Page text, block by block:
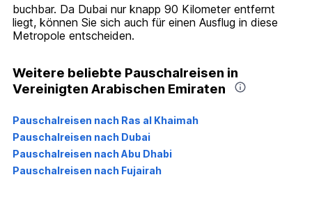
buchbar. Da Dubai nur knapp 90 Kilometer entfernt
liegt, können Sie sich auch für einen Ausflug in diese
Metropole entscheiden.
Weitere beliebte Pauschalreisen in
Vereinigten Arabischen Emiraten
Pauschalreisen nach Ras al Khaimah
Pauschalreisen nach Dubai
Pauschalreisen nach Abu Dhabi
Pauschalreisen nach Fujairah